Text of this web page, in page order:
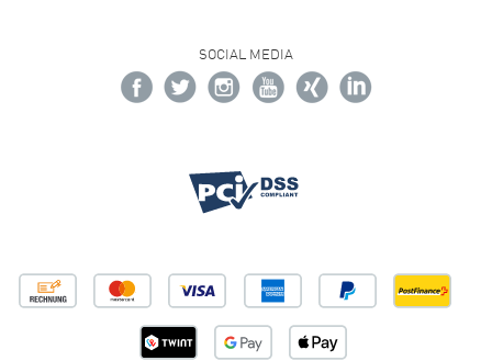
SOCIAL MEDIA